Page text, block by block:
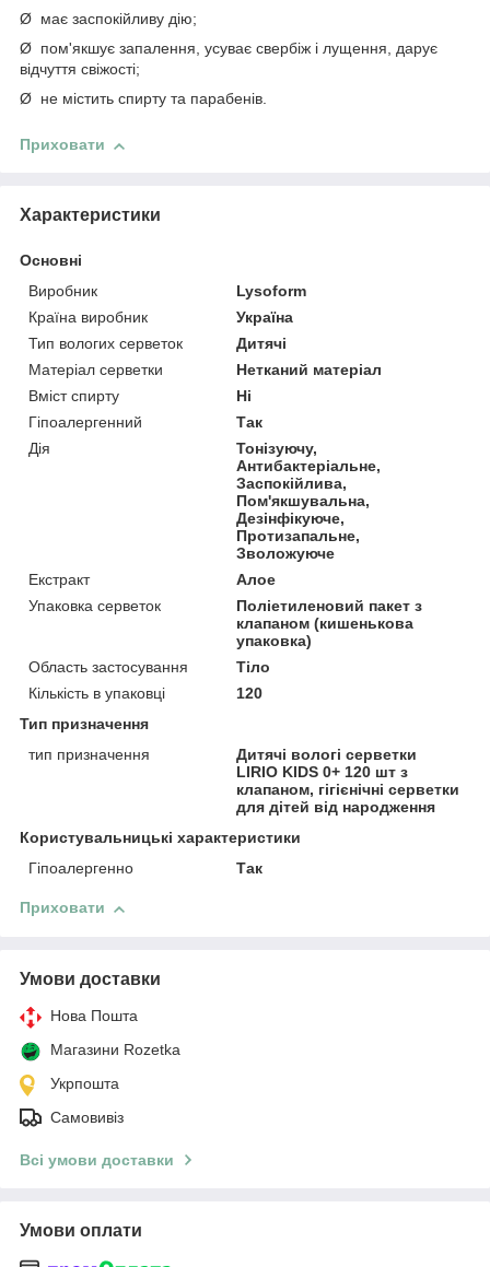
Ø має заспокійливу дію;
Ø пом'якшує запалення, усуває свербіж і лущення, дарує
відчуття свіжості;
Ø не містить спирту та парабенів.
Приховати
Характеристики
Основні
Виробник
Lysoform
Країна виробник
Україна
Тип вологих серветок
Дитячі
Матеріал серветки
Нетканий матеріал
Вміст спирту
Ні
Гіпоалергенний
Так
Дія
Тонізуючу,
Антибактеріальне,
Заспокійлива,
Пом'якшувальна,
Дезінфікуюче,
Протизапальне,
Зволожуюче
Екстракт
Алое
Упаковка серветок
Поліетиленовий пакет з
клапаном (кишенькова
упаковка)
Область застосування
Тіло
Кількість в упаковці
120
Тип призначення
тип призначення
Дитячі вологі серветки
LIRIO KIDS 0+ 120 шт з
клапаном, гігієнічні серветки
для дітей від народження
Користувальницькі характеристики
Гіпоалергенно
Так
Приховати
Умови доставки
Нова Пошта
Магазини Rozetka
Укрпошта
Самовивіз
Всі умови доставки
Умови оплати